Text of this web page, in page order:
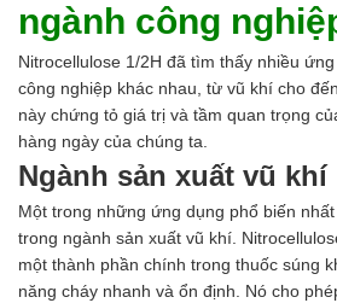
ngành công
Nitrocellulose 1/2H đã tìm thấy nhiều
công nghiệp khác nhau, từ vũ khí cho
này chứng tỏ giá trị và tầm quan trọng
hàng ngày của chúng ta.
Ngành sản xuất vũ khí
Một trong những ứng dụng phổ biến
trong ngành sản xuất vũ khí.
một thành phần chính trong thuốc súng
năng cháy nhanh và ổn định. Nó cho